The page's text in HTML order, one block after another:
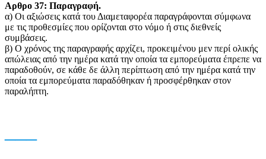
Αρθρο 37: Παραγραφή.
α) Oι αξιώσεις κατά του Διαμεταφορέα παραγράφονται σύμφωνα
με τις προθεσμίες που oρίζονται στο νόμο ή στις διεθνείς
συμβάσεις.
β) Ο χρόνος της παραγραφής αρχίζει, προκειμένου μεν περί ολικής
απώλειας από την ημέρα κατά την οποία τα εμπορεύματα έπρεπε να
παραδοθούν, σε κάθε δε άλλη περίπτωση από την ημέρα κατά την
οποία τα εμπορεύματα παραδόθηκαν ή προσφέρθηκαν στον
παραλήπτη.